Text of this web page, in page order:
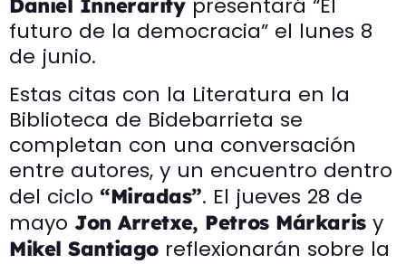
Daniel Innerarity presentará “El
futuro de la democracia” el lunes 8
de junio.
Estas citas con la Literatura en la
Biblioteca de Bidebarrieta se
completan con una conversación
entre autores, y un encuentro dentro
del ciclo “Miradas”. El jueves 28 de
mayo Jon Arretxe, Petros Márkarisy
Mikel Santiago reflexionarán sobre la